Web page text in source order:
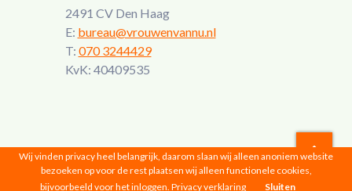
2491 CV Den Haag
E: bureau@vrouwenvannu.nl
T: 070 3244429
KvK: 40409535
Vrouwen van Nu © 2026 |Privacyverklaring
Wij vinden privacy heel belangrijk, daarom slaan wij alleen anoniem website
bezoeken op voor de rest plaatsen wij alleen functionele cookies,
bijvoorbeeld voor het inloggen. Privacy verklaring Sluiten